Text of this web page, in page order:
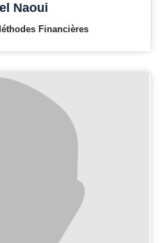
Naoui
Financières